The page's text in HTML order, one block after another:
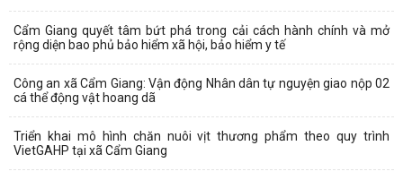
Cẩm Giang quyết tâm bứt phá trong cải cách hành chính và mở
rộng diện bao phủ bảo hiểm xã hội, bảo hiểm y tế
Công an xã Cẩm Giang: Vận động Nhân dân tự nguyện giao nộp 02
cá thể động vật hoang dã
Triển khai mô hình chăn nuôi vịt thương phẩm theo quy trình
VietGAHP tại xã Cẩm Giang